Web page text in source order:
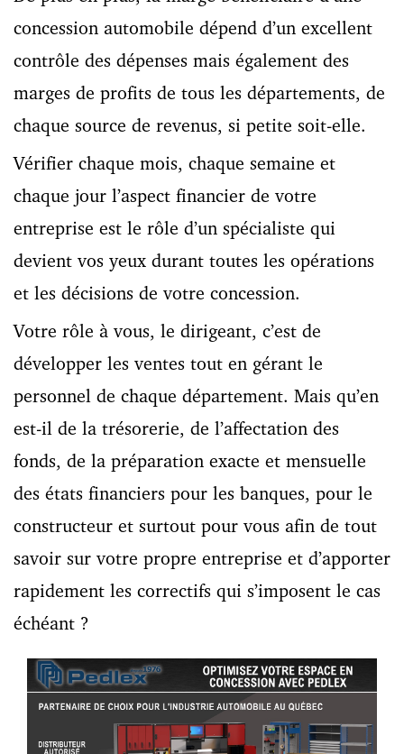
concession automobile dépend d’un excellent
contrôle des dépenses mais également des
marges de profits de tous les départements, de
chaque source de revenus, si petite soit-elle.
Vérifier chaque mois, chaque semaine et
chaque jour l’aspect financier de votre
entreprise est le rôle d’un spécialiste qui
devient vos yeux durant toutes les opérations
et les décisions de votre concession.
Votre rôle à vous, le dirigeant, c’est de
développer les ventes tout en gérant le
personnel de chaque département. Mais qu’en
est-il de la trésorerie, de l’affectation des
fonds, de la préparation exacte et mensuelle
des états financiers pour les banques, pour le
constructeur et surtout pour vous afin de tout
savoir sur votre propre entreprise et d’apporter
rapidement les correctifs qui s’imposent le cas
échéant ?